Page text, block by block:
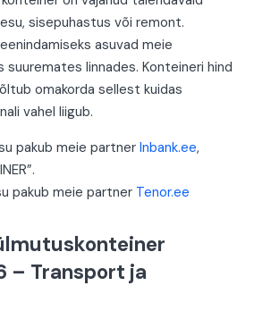
sisepuhastus või remont.
asuvad meie
suuremates linnades. Konteineri hind
omakorda sellest kuidas
vahel liigub.
pakub meie partner Inbank.ee,
pakub meie partner Tenor.ee
– Transport ja